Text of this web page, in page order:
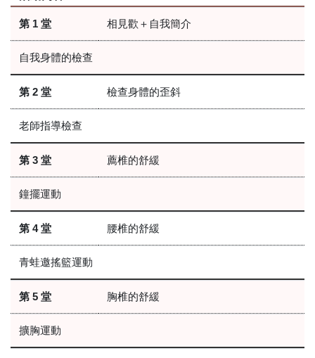
第 1 堂 相見歡＋自我簡介
自我身體的檢查
第 2 堂 檢查身體的歪斜
老師指導檢查
第 3 堂 薦椎的舒緩
鐘擺運動
第 4 堂 腰椎的舒緩
青蛙邀搖籃運動
第 5 堂 胸椎的舒緩
擴胸運動